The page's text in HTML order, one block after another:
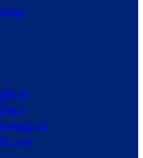
င်ရာ
များ
ျား
စည်းများ
များ